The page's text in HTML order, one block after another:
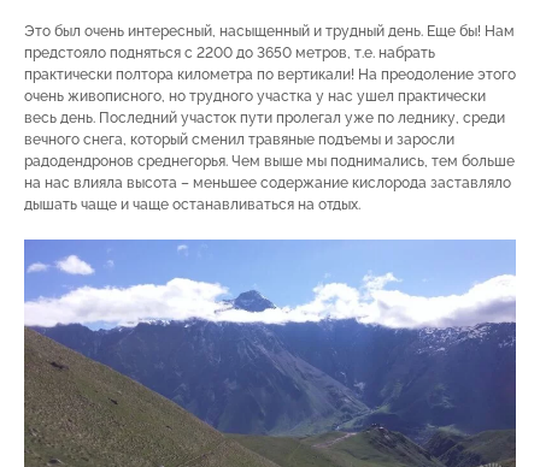
Это был очень интересный, насыщенный и трудный день. Еще бы! Нам
предстояло подняться с 2200 до 3650 метров, т.е. набрать
практически полтора километра по вертикали! На преодоление этого
очень живописного, но трудного участка у нас ушел практически
весь день. Последний участок пути пролегал уже по леднику, среди
вечного снега, который сменил травяные подъемы и заросли
радодендронов среднегорья. Чем выше мы поднимались, тем больше
на нас влияла высота – меньшее содержание кислорода заставляло
дышать чаще и чаще останавливаться на отдых.